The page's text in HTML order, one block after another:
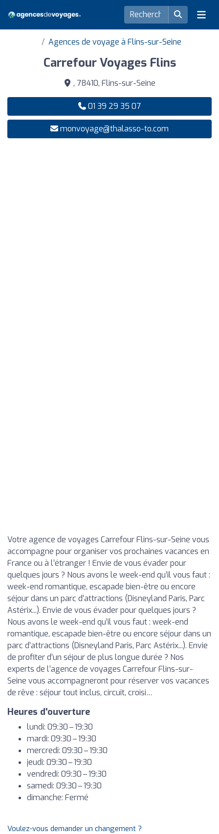
Agences de voyage à Flins-sur-Seine
Carrefour Voyages Flins
, 78410, Flins-sur-Seine
01 39 29 35 07
monvoyage@thalasso-to.com
Votre agence de voyages Carrefour Flins-sur-Seine vous
accompagne pour organiser vos prochaines vacances en
France ou à l’étranger ! Envie de vous évader pour
quelques jours ? Nous avons le week-end qu’il vous faut :
week-end romantique, escapade bien-être ou encore
séjour dans un parc d’attractions (Disneyland Paris, Parc
Astérix...). Envie de vous évader pour quelques jours ?
Nous avons le week-end qu’il vous faut : week-end
romantique, escapade bien-être ou encore séjour dans un
parc d’attractions (Disneyland Paris, Parc Astérix...). Envie
de profiter d’un séjour de plus longue durée ? Nos
experts de l’agence de voyages Carrefour Flins-sur-
Seine vous accompagneront pour réserver vos vacances
de rêve : séjour tout inclus, circuit, croisi…
Heures d'ouverture
lundi: 09:30 – 19:30
mardi: 09:30 – 19:30
mercredi: 09:30 – 19:30
jeudi: 09:30 – 19:30
vendredi: 09:30 – 19:30
samedi: 09:30 – 19:30
dimanche: Fermé
Voulez-vous demander un changement ?